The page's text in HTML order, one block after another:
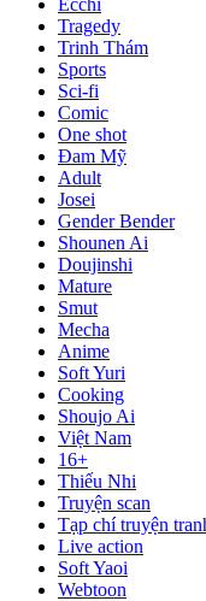
Tragedy
Trinh Thám
Sports
Sci-fi
Comic
One shot
Đam Mỹ
Adult
Josei
Gender Bender
Shounen Ai
Doujinshi
Mature
Smut
Mecha
Anime
Soft Yuri
Cooking
Shoujo Ai
Việt Nam
16+
Thiếu Nhi
Truyện scan
Tạp chí truyện
Live action
Soft Yaoi
Webtoon